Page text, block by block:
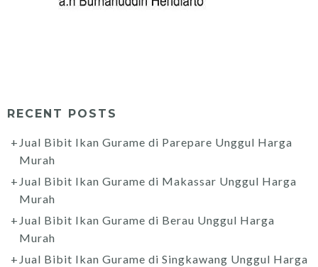
RECENT POSTS
Jual Bibit Ikan Gurame di Parepare Unggul Harga
Murah
Jual Bibit Ikan Gurame di Makassar Unggul Harga
Murah
Jual Bibit Ikan Gurame di Berau Unggul Harga
Murah
Jual Bibit Ikan Gurame di Singkawang Unggul Harga